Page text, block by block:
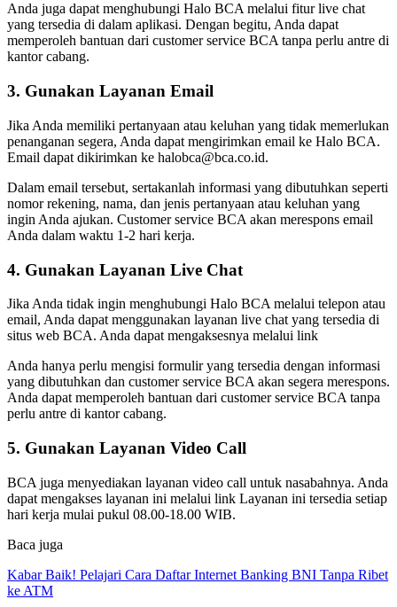
Anda juga dapat menghubungi Halo BCA melalui fitur live chat
yang tersedia di dalam aplikasi. Dengan begitu, Anda dapat
memperoleh bantuan dari customer service BCA tanpa perlu antre di
kantor cabang.
3. Gunakan Layanan Email
Jika Anda memiliki pertanyaan atau keluhan yang tidak memerlukan
penanganan segera, Anda dapat mengirimkan email ke Halo BCA.
Email dapat dikirimkan ke halobca@bca.co.id.
Dalam email tersebut, sertakanlah informasi yang dibutuhkan seperti
nomor rekening, nama, dan jenis pertanyaan atau keluhan yang
ingin Anda ajukan. Customer service BCA akan merespons email
Anda dalam waktu 1-2 hari kerja.
4. Gunakan Layanan Live Chat
Jika Anda tidak ingin menghubungi Halo BCA melalui telepon atau
email, Anda dapat menggunakan layanan live chat yang tersedia di
situs web BCA. Anda dapat mengaksesnya melalui link
Anda hanya perlu mengisi formulir yang tersedia dengan informasi
yang dibutuhkan dan customer service BCA akan segera merespons.
Anda dapat memperoleh bantuan dari customer service BCA tanpa
perlu antre di kantor cabang.
5. Gunakan Layanan Video Call
BCA juga menyediakan layanan video call untuk nasabahnya. Anda
dapat mengakses layanan ini melalui link Layanan ini tersedia setiap
hari kerja mulai pukul 08.00-18.00 WIB.
Baca juga
Kabar Baik! Pelajari Cara Daftar Internet Banking BNI Tanpa Ribet
ke ATM